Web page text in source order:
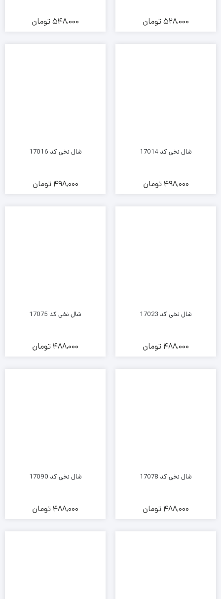
528,000تومان 548,000تومان
شال نخی کد 17014
498,000 تومان
شال نخی کد 17016
498,000 تومان
شال نخی کد 17023
488,000 تومان
شال نخی کد 17075
488,000 تومان
شال نخی کد 17078
488,000 تومان
شال نخی کد 17090
488,000 تومان